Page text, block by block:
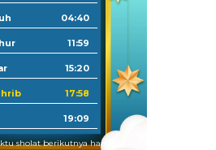
04:40
11:59
15:20
17:58
19:09
sholat berikutnya hari ini.